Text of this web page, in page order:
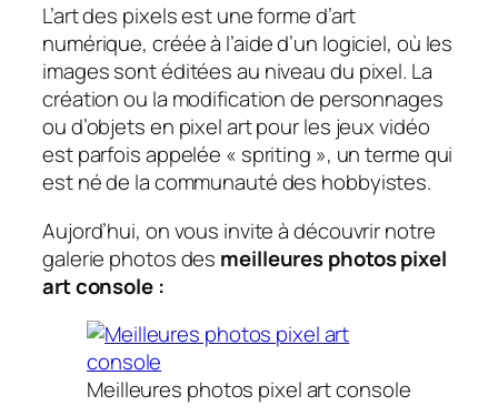
L’art des pixels est une forme d’art
numérique, créée à l’aide d’un logiciel, où les
images sont éditées au niveau du pixel. La
création ou la modification de personnages
ou d’objets en pixel art pour les jeux vidéo
est parfois appelée « spriting », un terme qui
est né de la communauté des hobbyistes.
Aujord’hui, on vous invite à découvrir notre
galerie photos des meilleures photos pixel
art console :
Meilleures photos pixel art console